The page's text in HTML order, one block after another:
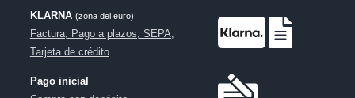
KLARNA (zona del euro)
Factura, Pago a plazos, SEPA,
Tarjeta de crédito
Pago inicial